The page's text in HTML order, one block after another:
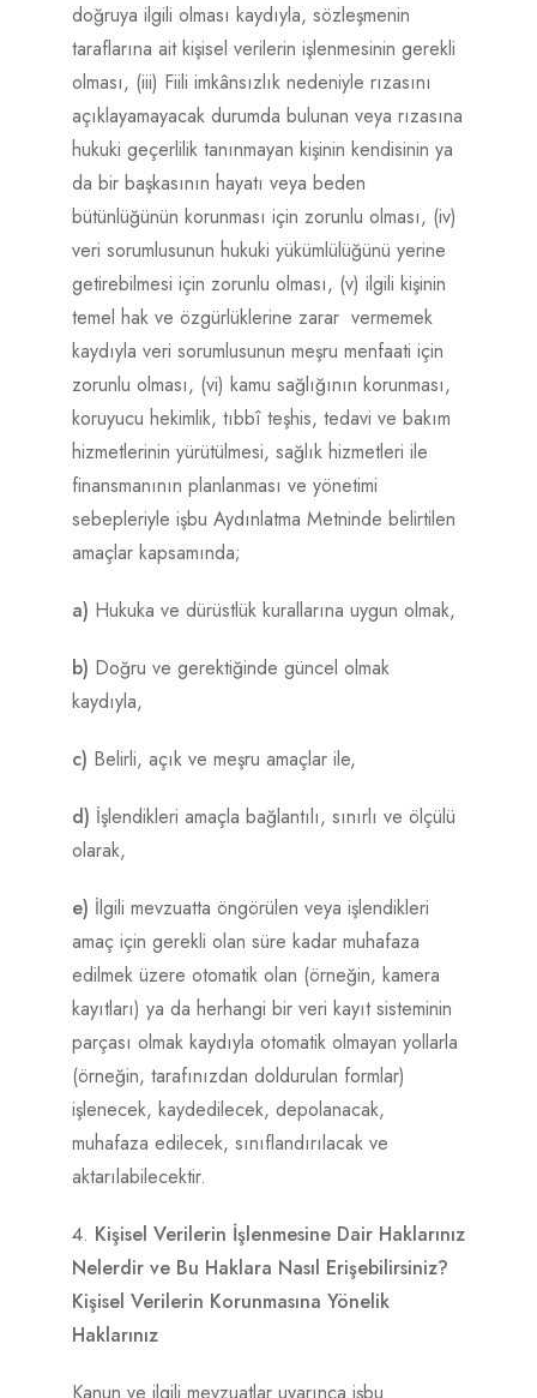
doğruya ilgili olması kaydıyla, sözleşmenin
taraflarına ait kişisel verilerin işlenmesinin gerekli
olması, (iii) Fiili imkânsızlık nedeniyle rızasını
açıklayamayacak durumda bulunan veya rızasına
hukuki geçerlilik tanınmayan kişinin kendisinin ya
da bir başkasının hayatı veya beden
bütünlüğünün korunması için zorunlu olması, (iv)
veri sorumlusunun hukuki yükümlülüğünü yerine
getirebilmesi için zorunlu olması, (v) ilgili kişinin
temel hak ve özgürlüklerine zarar vermemek
kaydıyla veri sorumlusunun meşru menfaati için
zorunlu olması, (vi) kamu sağlığının korunması,
koruyucu hekimlik, tıbbî teşhis, tedavi ve bakım
hizmetlerinin yürütülmesi, sağlık hizmetleri ile
finansmanının planlanması ve yönetimi
sebepleriyle işbu Aydınlatma Metninde belirtilen
amaçlar kapsamında;
a) Hukuka ve dürüstlük kurallarına uygun olmak,
b) Doğru ve gerektiğinde güncel olmak
kaydıyla,
c) Belirli, açık ve meşru amaçlar ile,
d) İşlendikleri amaçla bağlantılı, sınırlı ve ölçülü
olarak,
e) İlgili mevzuatta öngörülen veya işlendikleri
amaç için gerekli olan süre kadar muhafaza
edilmek üzere otomatik olan (örneğin, kamera
kayıtları) ya da herhangi bir veri kayıt sisteminin
parçası olmak kaydıyla otomatik olmayan yollarla
(örneğin, tarafınızdan doldurulan formlar)
işlenecek, kaydedilecek, depolanacak,
muhafaza edilecek, sınıflandırılacak ve
aktarılabilecektir.
Kişisel Verilerin İşlenmesine Dair Haklarınız
Nelerdir ve Bu Haklara Nasıl Erişebilirsiniz?
Kişisel Verilerin Korunmasına Yönelik
Haklarınız